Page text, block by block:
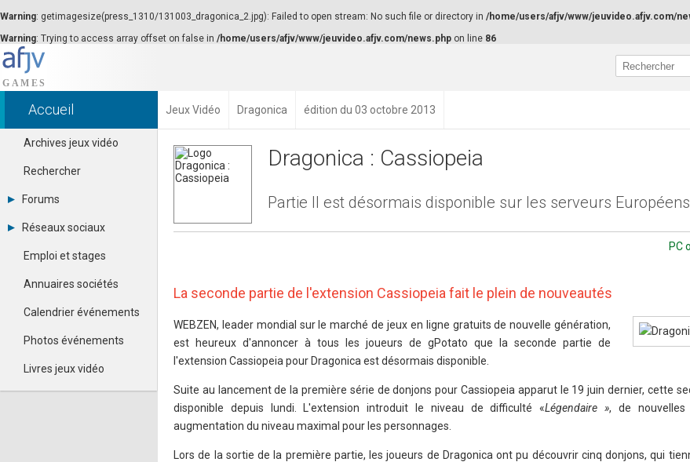
Warning: getimagesize(press_1310/131003_dragonica_2.jpg): Failed to open stream: No such file or directory in /home/users/afjv/www/jeuvideo.afjv.com/
Warning: Trying to access array offset on false in /home/users/afjv/www/jeuvideo.afjv.com/news.php on line 86
Accueil Jeux Vidéo Dragonica édition du 03 octobre 2013
Archives jeux vidéo
Rechercher
Forums
Tous les forums
Se connecter
Contacter un modérateur
Réseaux sociaux
Dailymotion
Facebook
Google+
Pinterest
Youtube
Emploi et stages
Annuaires sociétés
Calendrier événements
Photos événements
Livres jeux vidéo
Dragonica : Cassiopeia
Partie II est désormais disponible sur les serveurs Européens
PC
La seconde partie de l'extension Cassiopeia fait le plein de nouveautés
WEBZEN, leader mondial sur le marché de jeux en ligne gratuits de nouvelle génération,
est heureux d'annoncer à tous les joueurs de gPotato que la seconde partie de
l'extension Cassiopeia pour Dragonica est désormais disponible.
Suite au lancement de la première série de donjons pour Cassiopeia apparut le 19 juin dernier, cette
disponible depuis lundi. L'extension introduit le niveau de difficulté «Légendaire », de
augmentation du niveau maximal pour les personnages.
Lors de la sortie de la première partie, les joueurs de Dragonica ont pu découvrir cinq donjons, qui